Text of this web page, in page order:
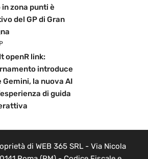
zona punti è
del GP di Gran
openR link:
introduce
Gemini, la nuova AI
di guida
di WEB 365 SRL - Via Nicola